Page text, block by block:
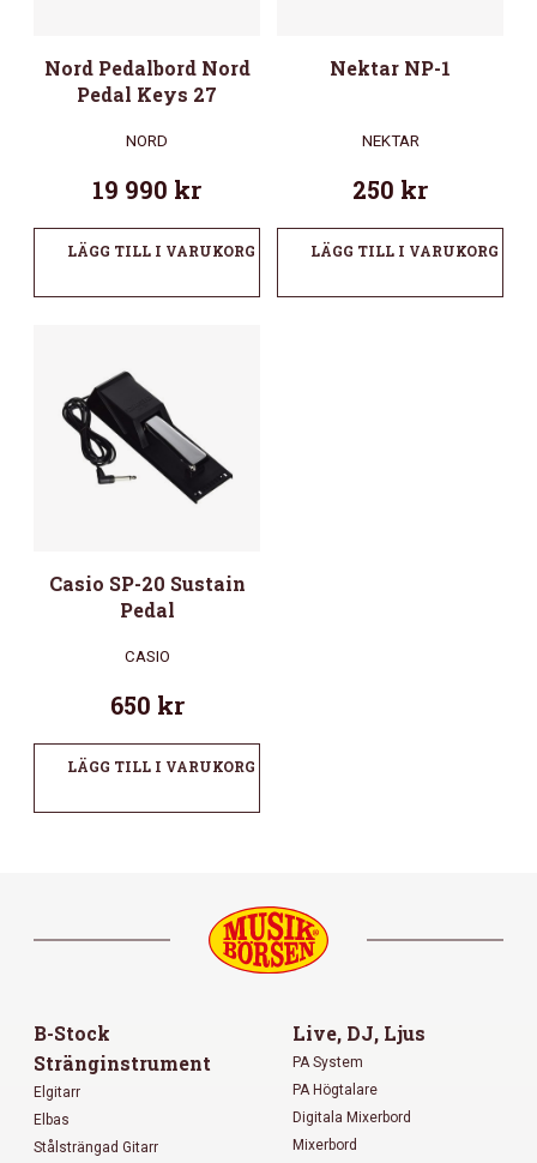
Nord Pedalbord Nord
Pedal Keys 27
NORD
19 990 kr
LÄGG TILL I VARUKORG
Nektar NP-1
NEKTAR
250 kr
LÄGG TILL I VARUKORG
Casio SP-20 Sustain
Pedal
CASIO
650 kr
LÄGG TILL I VARUKORG
B-Stock
Stränginstrument
Elgitarr
Elbas
Stålsträngad Gitarr
Live, DJ, Ljus
PA System
PA Högtalare
Digitala Mixerbord
Mixerbord